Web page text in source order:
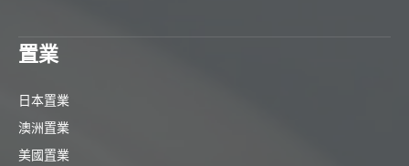
置業
日本置業
澳洲置業
美國置業